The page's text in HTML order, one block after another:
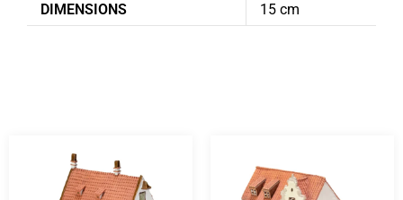
DIMENSIONS 15 cm